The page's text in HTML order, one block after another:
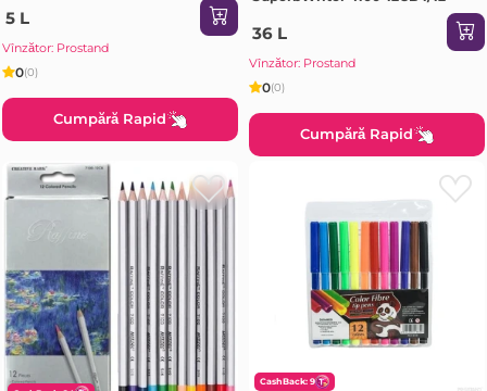
5 L
Vînzător: Prostand
0(0)
Cumpără Rapid
36 L
Vînzător: Prostand
0(0)
Cumpără Rapid
CashBack: 9